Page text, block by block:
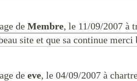
de Membre, le 11/09/2007 à
site et que sa continue merci
de eve, le 04/09/2007 à